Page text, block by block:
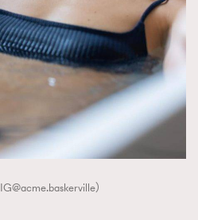
IG@acme.baskerville）